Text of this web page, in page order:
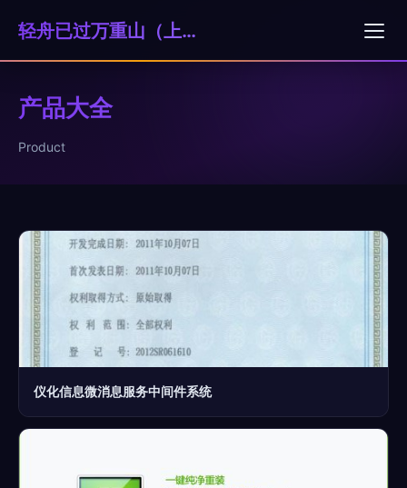
轻舟已过万重山（上海）科技贸易有限公司
产品大全
Product
仪化信息微消息服务中间件系统